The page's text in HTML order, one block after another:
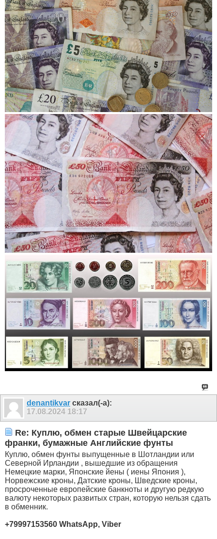
denantikvar сказал(-а):
17.08.2024 18:17
Re: Куплю, обмен старые Швейцарские
франки, бумажные Английские фунты
Куплю, обмен фунты выпущенные в Шотландии или
Северной Ирландии , вышедшие из обращения
Немецкие марки, Японские йены ( иены Япония ),
Норвежские кроны, Датские кроны, Шведские кроны,
просроченные европейские банкноты и другую редкую
валюту некоторых развитых стран, которую нельзя сдать
в обменник.
+79997153560 WhatsApp, Viber